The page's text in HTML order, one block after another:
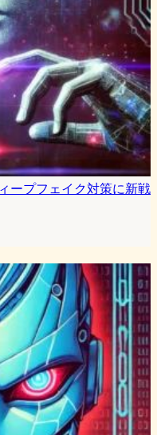
ープフェイク対策に新戦